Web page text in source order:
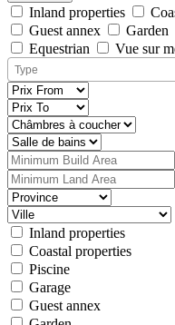
Inland properties
Guest annex
Garden
Equestrian
Vue sur
Inland properties
Coastal properties
Piscine
Garage
Guest annex